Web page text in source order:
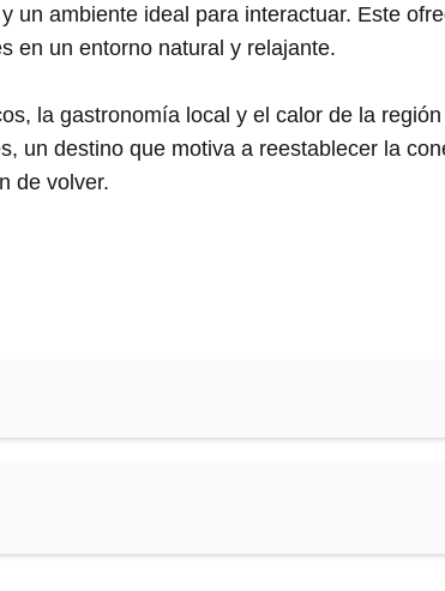
un ambiente ideal para interactuar. Este
en un entorno natural y relajante.
la gastronomía local y el calor de la
un destino que motiva a reestablecer la
de volver.